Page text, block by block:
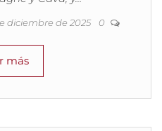
diciembre de 2025 0
más